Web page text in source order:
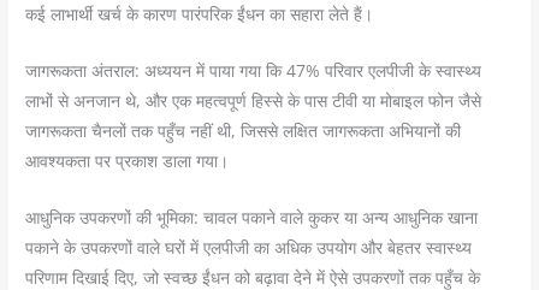
कई लाभार्थी खर्च के कारण पारंपरिक ईंधन का सहारा लेते हैं।
जागरूकता अंतराल: अध्ययन में पाया गया कि 47% परिवार एलपीजी के स्वास्थ्य
लाभों से अनजान थे, और एक महत्वपूर्ण हिस्से के पास टीवी या मोबाइल फोन जैसे
जागरूकता चैनलों तक पहुँच नहीं थी, जिससे लक्षित जागरूकता अभियानों की
आवश्यकता पर प्रकाश डाला गया।
आधुनिक उपकरणों की भूमिका: चावल पकाने वाले कुकर या अन्य आधुनिक खाना
पकाने के उपकरणों वाले घरों में एलपीजी का अधिक उपयोग और बेहतर स्वास्थ्य
परिणाम दिखाई दिए, जो स्वच्छ ईंधन को बढ़ावा देने में ऐसे उपकरणों तक पहुँच के